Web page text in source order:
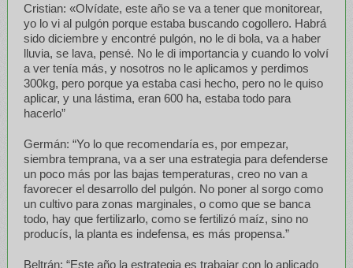
Cristian: «Olvídate, este año se va a tener que monitorear,
yo lo vi al pulgón porque estaba buscando cogollero. Habrá
sido diciembre y encontré pulgón, no le di bola, va a haber
lluvia, se lava, pensé. No le di importancia y cuando lo volví
a ver tenía más, y nosotros no le aplicamos y perdimos
300kg, pero porque ya estaba casi hecho, pero no le quiso
aplicar, y una lástima, eran 600 ha, estaba todo para
hacerlo”
Germán: “Yo lo que recomendaría es, por empezar,
siembra temprana, va a ser una estrategia para defenderse
un poco más por las bajas temperaturas, creo no van a
favorecer el desarrollo del pulgón. No poner al sorgo como
un cultivo para zonas marginales, o como que se banca
todo, hay que fertilizarlo, como se fertilizó maíz, sino no
producís, la planta es indefensa, es más propensa.”
Beltrán: “Este año la estrategia es trabajar con lo aplicado